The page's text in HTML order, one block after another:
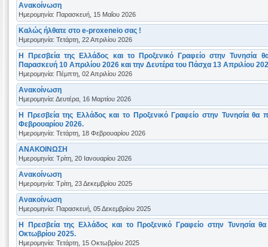
Ανακοίνωση
Ημερομηνία: Παρασκευή, 15 Μαΐου 2026
Καλώς ήλθατε στο e-proxeneio σας !
Ημερομηνία: Τετάρτη, 22 Απριλίου 2026
Η Πρεσβεία της Ελλάδος και το Προξενικό Γραφείο στην Τυνησία
Παρασκευή 10 Απριλίου 2026 και την Δευτέρα του Πάσχα 13 Απριλίου
Ημερομηνία: Πέμπτη, 02 Απριλίου 2026
Ανακοίνωση
Ημερομηνία: Δευτέρα, 16 Μαρτίου 2026
Η Πρεσβεία της Ελλάδος και το Προξενικό Γραφείο στην Τυνησία θα
Φεβρουαρίου 2026.
Ημερομηνία: Τετάρτη, 18 Φεβρουαρίου 2026
ΑΝΑΚΟΙΝΩΣΗ
Ημερομηνία: Τρίτη, 20 Ιανουαρίου 2026
Ανακοίνωση
Ημερομηνία: Τρίτη, 23 Δεκεμβρίου 2025
Aνακοίνωση
Ημερομηνία: Παρασκευή, 05 Δεκεμβρίου 2025
Η Πρεσβεία της Ελλάδος και το Προξενικό Γραφείο στην Τυνησία
Οκτωβρίου 2025.
Ημερομηνία: Τετάρτη, 15 Οκτωβρίου 2025